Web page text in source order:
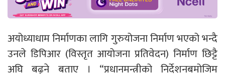
अयोध्याधाम निर्माणका लागि गुरुयोजना निर्माण भएको भन्दै
उनले डिपिआर (विस्तृत आयोजना प्रतिवेदन) निर्माण छिट्टै
अघि बढ्ने बताए । “प्रधानमन्त्रीको निर्देशनबमोजिम